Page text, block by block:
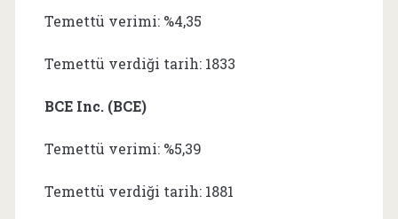
Temettü verimi: %4,35
Temettü verdiği tarih: 1833
BCE Inc. (BCE)
Temettü verimi: %5,39
Temettü verdiği tarih: 1881